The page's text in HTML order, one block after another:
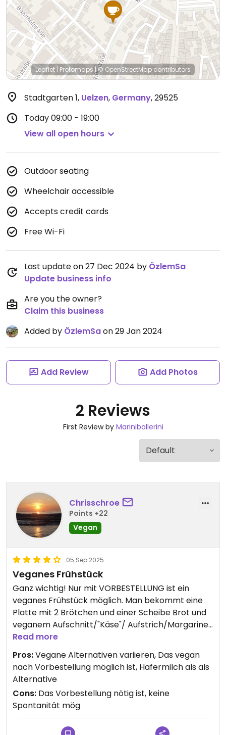
Leaflet | Protomaps |© OpenStreetMapcontributors
Stadtgarten 1, Uelzen, Germany,29525
Today09:00 - 19:00
View all open hours
Outdoor seating
Wheelchair accessible
Accepts credit cards
Free Wi-Fi
Last update on 27 Dec 2024 by ÖzlemSa
Update business info
Are you the owner?
Claim this business
Added by ÖzlemSaon 29 Jan 2024
Add Review Add Photos
2 Reviews
First Review by Mariniballerini
Chrisschroe
Points +22
Vegan
05 Sep 2025
Veganes Frühstück
Ganz wichtig! Nur mit VORBESTELLUNG ist ein
veganes Frühstück möglich. Man bekommt eine
Platte mit 2 Brötchen und einer Scheibe Brot und
veganem Aufschnitt/"Käse"/ Aufstrich/Margarine
und Marmelade, dazu gibt es Obst und Gemüse.
Kaffee-und - variationen kann man mit
Hafermilch dazu bestellen.
Read more
Pros:Vegane Alternativen variieren, Das vegan
nach Vorbestellung möglich ist, Hafermilch als als
Alternative
Cons: Das Vorbestellung nötig ist, keine
Spontanität mög